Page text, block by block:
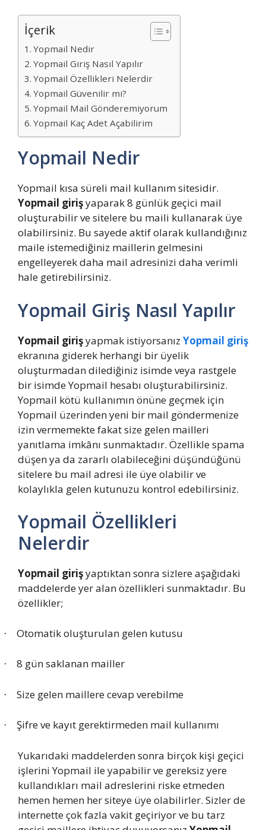
İçerik
Yopmail Nedir
Yopmail Giriş Nasıl Yapılır
Yopmail Özellikleri Nelerdir
Yopmail Güvenilir mi?
Yopmail Mail Gönderemiyorum
Yopmail Kaç Adet Açabilirim
Yopmail Nedir
Yopmail kısa süreli mail kullanım sitesidir.
Yopmail girişyaparak 8 günlük geçici mail
oluşturabilir ve sitelere bu maili kullanarak üye
olabilirsiniz. Bu sayede aktif olarak kullandığınız
maile istemediğiniz maillerin gelmesini
engelleyerek daha mail adresinizi daha verimli
hale getirebilirsiniz.
Yopmail Giriş Nasıl Yapılır
Yopmail girişyapmak istiyorsanız Yopmail giriş
ekranına giderek herhangi bir üyelik
oluşturmadan dilediğiniz isimde veya rastgele
bir isimde Yopmail hesabı oluşturabilirsiniz.
Yopmail kötü kullanımın önüne geçmek için
Yopmail üzerinden yeni bir mail göndermenize
izin vermemekte fakat size gelen mailleri
yanıtlama imkânı sunmaktadır. Özellikle spama
düşen ya da zararlı olabileceğini düşündüğünü
sitelere bu mail adresi ile üye olabilir ve
kolaylıkla gelen kutunuzu kontrol edebilirsiniz.
Yopmail Özellikleri
Nelerdir
Yopmail girişyaptıktan sonra sizlere aşağıdaki
maddelerde yer alan özellikleri sunmaktadır. Bu
özellikler;
· Otomatik oluşturulan gelen kutusu
· 8 gün saklanan mailler
· Size gelen maillere cevap verebilme
· Şifre ve kayıt gerektirmeden mail kullanımı
Yukarıdaki maddelerden sonra birçok kişi geçici
işlerini Yopmail ile yapabilir ve gereksiz yere
kullandıkları mail adreslerini riske etmeden
hemen hemen her siteye üye olabilirler. Sizler de
internette çok fazla vakit geçiriyor ve bu tarz